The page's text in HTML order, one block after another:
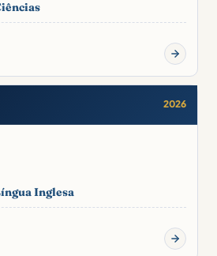
2026
Inglesa